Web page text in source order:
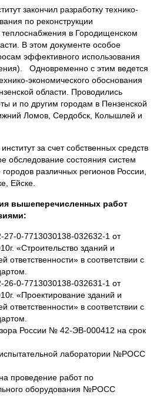
закончил разработку технико-
по реконструкции
в Городищенском
В этом документе особое
эффективного использования
Одновременно с этим ведется
экономического обоснования
области. Проводились
и по другим городам в Пензенской
Ломов, Сердобск, Колышлей и
за счет собственных средств
обследование состояния систем
различных регионов России,
Ейске.
вышеперечисленных работ
0-7713030138-032632-1 от
«Строительство зданий и
ответственности» в соответствии с
0-7713030138-032631-1 от
«Проектирование зданий и
ответственности» в соответствии с
России № 42-ЭВ-000412 на срок
испытательной лаборатории №РОСС
проведение работ по
оборудования №РОСС